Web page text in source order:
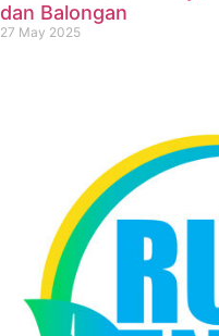
dan Balongan
27 May 2025